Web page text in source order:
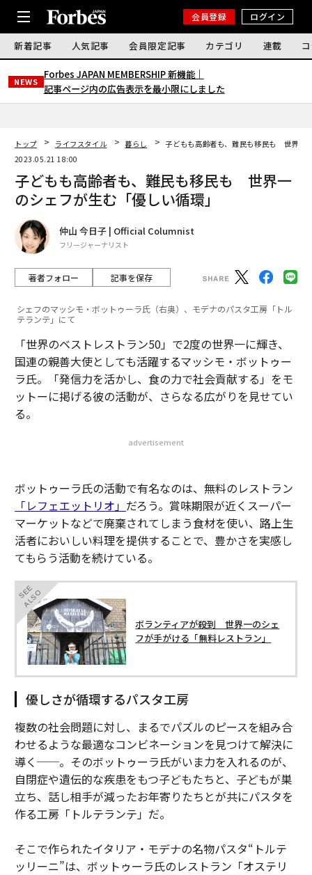
会員登録 ログイン
新着記事 人気記事 会員限定記事 カテゴリ 連載
NEWS
Forbes JAPAN MEMBERSHIP 新機能｜
記事ページ内の広告表示を最小限にしました
トップ ライフスタイル 暮らし
子どもも高齢者も、難民も移民も 世界一
2023.05.21 18:00
子どもも高齢者も、難民も移民も 世界一
のシェフが生む「優しい循環」
仲山 今日子 | Official Columnist
フリージャーナリスト
著者フォロー 記事を保存
シェフのマッシモ・ボットゥーラ氏（右奥）、モデナのパスタ工房「トル
テランテ」にて
「世界のベストレストラン50」で2度の世界一に輝き、
国連の親善大使としても活躍するマッシモ・ボットゥー
ラ氏。「発信力を活かし、食の力で社会貢献する」をモ
ットーに掲げる彼の活動が、さらなる広がりを見せてい
る。
advertisement
ボットゥーラ氏の活動で有名なのは、無料のレストラン
「レフェエットリオ」 だろう。賞味期限が近くスーパー
マーケットなどで廃棄されてしまう食材を使い、路上生
活者においしい料理を提供することで、豊かさを実感し
てもらう活動を続けている。
SEE
ALSO
ボランティアが殺到 世界一のシェ
フが手がける「無料レストラン」
優しさが循環するパスタ工房
複数の社会問題に対し、まるでパズルのピースを組み合
わせるような最適なコンビネーションを見つけて解決に
導く──。そのボットゥーラ氏がいま力を入れるのが、
自閉症や遺伝的な疾患をもつ子どもたちと、子どもが巣
立ち、話し相手が減ったお年寄りたちとが共にパスタを
作る工房「トルテランテ」だ。
そこで作られたイタリア・モデナの名物パスタ“トルテ
ッリーニ”は、ボットゥーラ氏のレストラン「オステリ